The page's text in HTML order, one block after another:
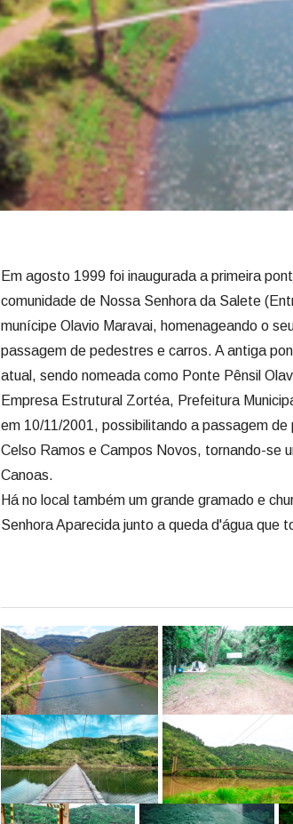
Em agosto 1999 foi inaugurada a primeira
comunidade de Nossa Senhora da Salete
munícipe Olavio Maravai, homenageando o
passagem de pedestres e carros. A antiga
atual, sendo nomeada como Ponte Pênsil
Empresa Estrutural Zortéa, Prefeitura
em 10/11/2001, possibilitando a passagem
Celso Ramos e Campos Novos, tornando-se
Canoas.
Há no local também um grande gramado e
Senhora Aparecida junto a queda d'água que